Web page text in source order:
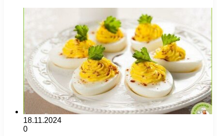
18.11.2024
0